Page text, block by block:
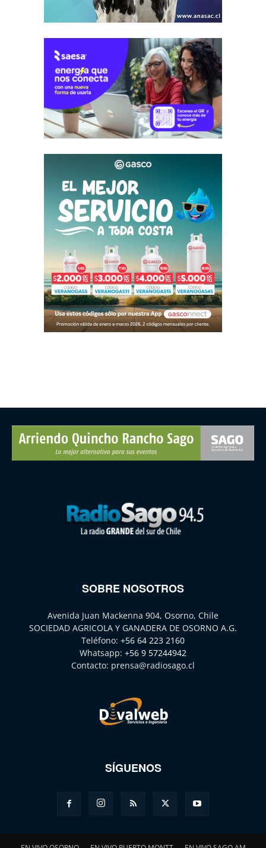
SOBRE NOSOTROS
Avenida Juan Mackenna 904, Osorno, Chile
SOCIEDAD AGRICOLA Y GANADERA DE OSORNO A.G.
Teléfono: +56 64 223 2160
Whatsapp: +56 9 57244942
Contacto: prensa@radiosago.cl
SÍGUENOS